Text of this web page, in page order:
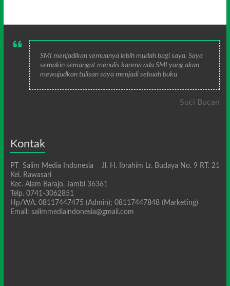
SMI menjadikan semuanya lebih mudah bagi saya. Saya
semakin semangat menulis karena ada SMI yang akan
mewujudkan tulisan saya menjadi sebuah buku
Suci Bucan
Kontak
PT Salim Media Indonesia Jl. H. Ibrahim Lr. Budaya No. 9 RT. 21
Kel. Rawasari
Kec. Alam Barajo, Jambi 36361
Telp. 0741-3062851
Hp/WA. 08117447475 (Admin); 08117447848 (Marketing)
Email: salimmediaindonesia@gmail.com